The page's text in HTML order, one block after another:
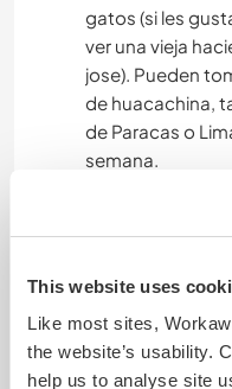
This website uses
Like most sites,
the website’s usability.
help us to analyse site
gatos (si les
ver una vieja
jose). Pueden
de huacachina,
de Paracas o
semana.
Internet